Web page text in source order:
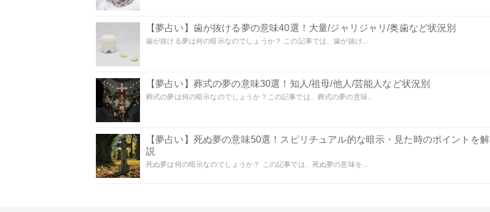
【夢占い】歯が抜ける夢の意味40選！大量/ジャリジャリ/奥歯など状況別
歯が抜ける夢は何の暗示なのでしょうか？ この記事では、歯が抜け...
【夢占い】葬式の夢の意味30選！知人/祖母/他人/芸能人など状況別
葬式の夢は何の暗示なのでしょうか？この記事では、葬式の夢の意味...
【夢占い】死ぬ夢の意味50選！スピリチュアル的な暗示・見た時のポイントを解
説
死ぬ夢は何の暗示なのでしょうか？ この記事では、死ぬ夢の意味を...